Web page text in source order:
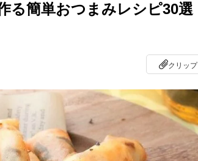
る簡単おつまみレシピ30選
クリップ